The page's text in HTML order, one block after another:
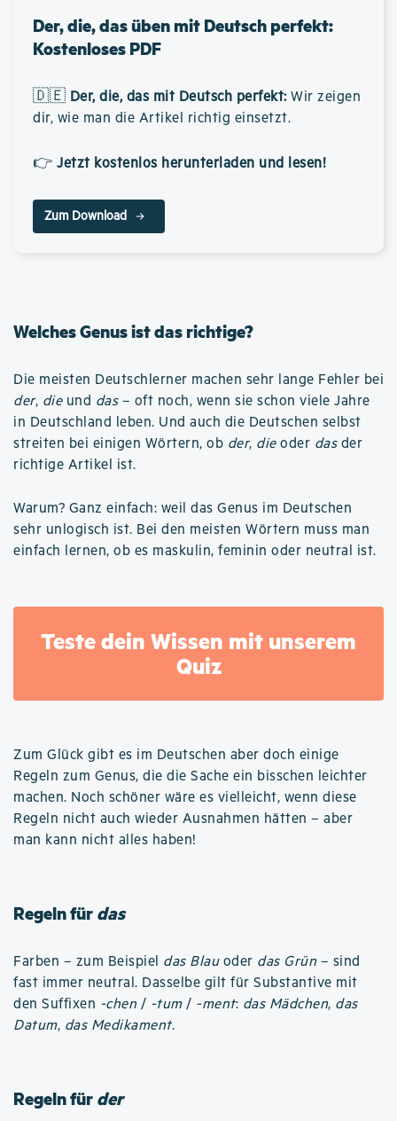
Der, die, das üben mit Deutsch perfekt:
Kostenloses PDF
🇩🇪 Der, die, das mit Deutsch perfekt: Wir zeigen
dir, wie man die Artikel richtig einsetzt.
👉 Jetzt kostenlos herunterladen und lesen!
Zum Download
Welches Genus ist das richtige?
Die meisten Deutschlerner machen sehr lange Fehler bei
der, dieund das– oft noch, wenn sie schon viele Jahre
in Deutschland leben. Und auch die Deutschen selbst
streiten bei einigen Wörtern, ob der, dieoder dasder
richtige Artikel ist.
Warum? Ganz einfach: weil das Genus im Deutschen
sehr unlogisch ist. Bei den meisten Wörtern muss man
einfach lernen, ob es maskulin, feminin oder neutral ist.
Teste dein Wissen mit unserem
Quiz
Zum Glück gibt es im Deutschen aber doch einige
Regeln zum Genus, die die Sache ein bisschen leichter
machen. Noch schöner wäre es vielleicht, wenn diese
Regeln nicht auch wieder Ausnahmen hätten – aber
man kann nicht alles haben!
Regeln fürdas
Farben – zum Beispiel das Blauoder das Grün – sind
fast immer neutral. Dasselbe gilt für Substantive mit
den Suffixen -chen / -tum/ -ment: das Mädchen, das
Datum, das Medikament.
Regeln fürder